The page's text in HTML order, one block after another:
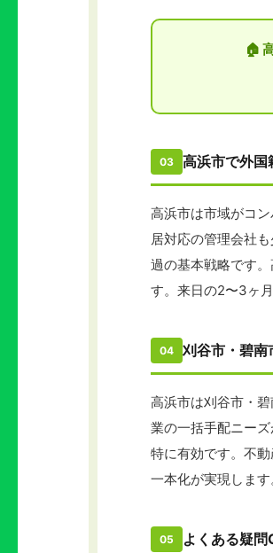
🏠
03 高浜市で外国
高浜市は市域がコ
居対応の管理会社
過の基本戦略です
す。来日の2〜3ヶ
04 刈谷市・碧南
高浜市は刈谷市・
業の一括手配ニー
特に有効です。不
一本化が実現します
05 よくある疑問